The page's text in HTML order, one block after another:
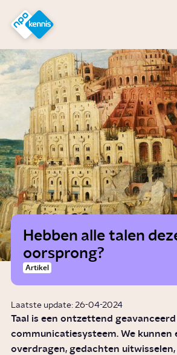
Hét kennisplatform
Hebben alle talen
oorsprong?
Artikel
Laatste update: 26-04-2024
Taal is een ontzettend geavanceerd
communicatiesysteem. We kunnen
overdragen, gedachten uitwisselen,